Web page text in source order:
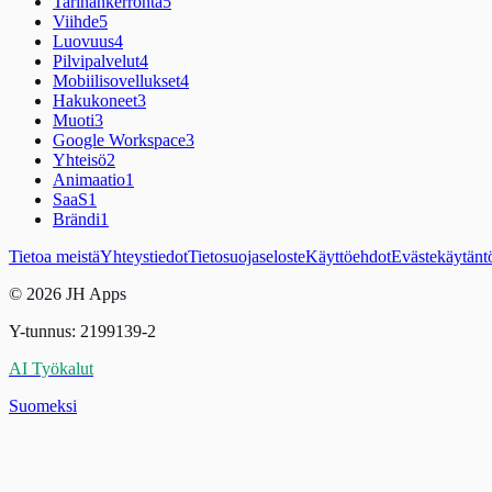
Viihde5
Luovuus4
Pilvipalvelut4
Mobiilisovellukset4
Hakukoneet3
Muoti3
Google Workspace3
Yhteisö2
Animaatio1
SaaS1
Brändi1
Tietoa meistäYhteystiedotTietosuojaselosteKäyttöehdot
© 2026 JH Apps
Y-tunnus: 2199139-2
AI Työkalut
Suomeksi